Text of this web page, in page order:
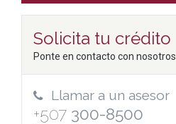
Solicita tu crédito
Ponte en contacto con nosotros
Llamar a un asesor
+507300-8500